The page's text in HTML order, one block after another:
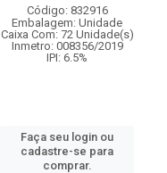
Código: 832916
Embalagem: Unidade
Caixa Com: 72 Unidade(s)
Inmetro: 008356/2019
IPI: 6.5%
Faça seu login ou
cadastre-se para
comprar.